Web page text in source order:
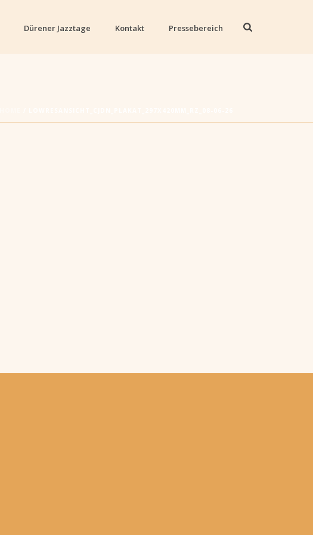
Dürener Jazztage Kontakt Pressebereich